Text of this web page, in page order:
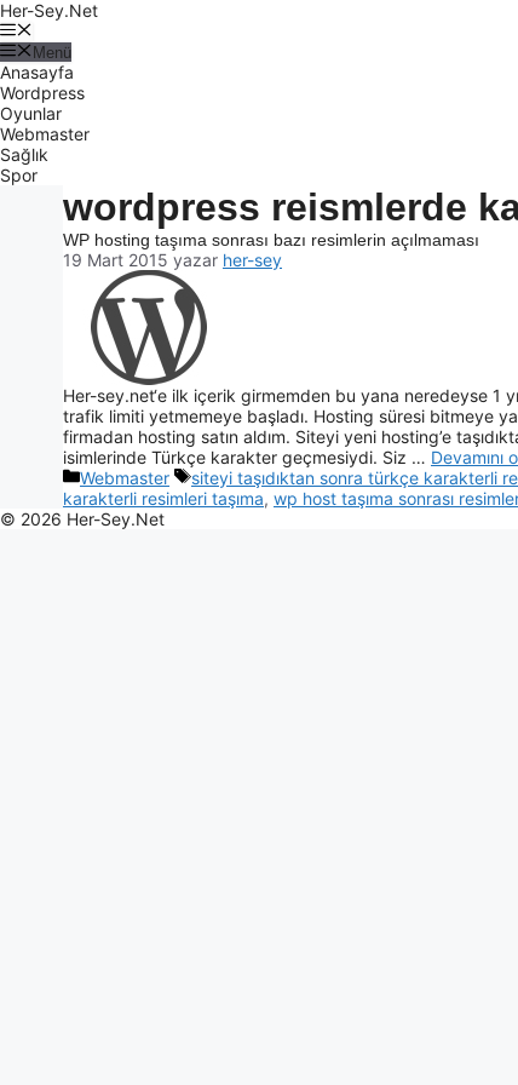
Her-Sey.Net
Menü
Anasayfa
Wordpress
Oyunlar
Webmaster
Sağlık
Spor
wordpress reismlerde
WP hosting taşıma sonrası bazı resimlerin açılmaması
19 Mart 2015 yazar her-sey
Her-sey.net‘e ilk içerik girmemden bu yana neredeyse 1
trafik limiti yetmemeye başladı. Hosting süresi bitmeye
firmadan hosting satın aldım. Siteyi yeni hosting’e
isimlerinde Türkçe karakter geçmesiydi. Siz … Devamını
Webmaster
siteyi taşıdıktan sonra türkçe karakterli
karakterli resimleri taşıma, wp host taşıma sonrası
© 2026 Her-Sey.Net